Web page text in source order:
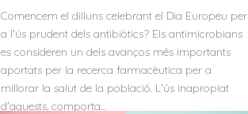
Comencem el dilluns celebrant el Dia Europeu per
a l'ús prudent dels antibiòtics? Els antimicrobians
es consideren un dels avanços més importants
aportats per la recerca farmacèutica per a
millorar la salut de la població. L'ús inapropiat
d'aquests, comporta...